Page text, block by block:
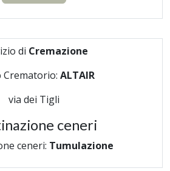
di Cremazione
Crematorio: ALTAIR
via dei Tigli
ceneri
ceneri: Tumulazione